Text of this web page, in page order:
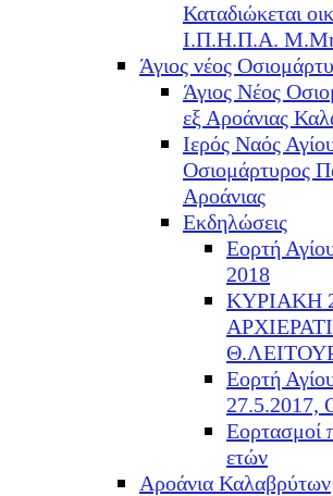
Καταδιώκεται
Ι.Π.Η.Π.Α.
Άγιος νέος
Άγιος Νέος
εξ Αροάνιας
Ιερός Ναός
Οσιομάρτυρος
Αροάνιας
Εκδηλώσεις
Εορτή
2018
ΚΥΡΙΑΚΗ
Εορτή
27.5.2017,
Εορτασμοί
ετών
Αροάνια Καλαβρύτων